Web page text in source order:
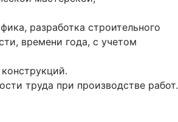
разработка строительного
времени года, с учетом
труда при производстве работ.